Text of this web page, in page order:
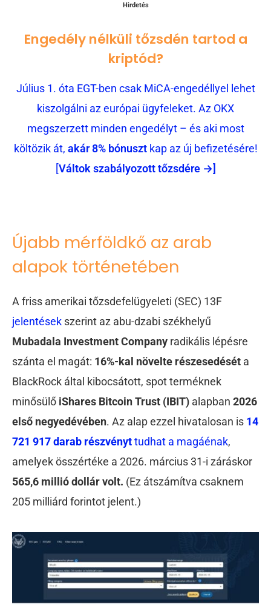
Hirdetés
Engedély nélküli tőzsdén tartod a
kriptód?
Július 1. óta EGT-ben csak MiCA-engedéllyel lehet
kiszolgálni az európai ügyfeleket. Az OKX
megszerzett minden engedélyt – és aki most
költözik át, akár 8% bónusztkap az új befizetésére!
[Váltok szabályozott tőzsdére →]
Újabb mérföldkő az arab
alapok történetében
A friss amerikai tőzsdefelügyeleti (SEC) 13F
jelentések szerint az abu-dzabi székhelyű
Mubadala Investment Company radikális lépésre
szánta el magát: 16%-kal növelte részesedését a
BlackRock által kibocsátott, spot terméknek
minősülő iShares Bitcoin Trust (IBIT) alapban 2026
első negyedévében. Az alap ezzel hivatalosan is 14
721 917 darab részvényttudhat a magáénak,
amelyek összértéke a 2026. március 31-i záráskor
565,6 millió dollár volt. (Ez átszámítva csaknem
205 milliárd forintot jelent.)